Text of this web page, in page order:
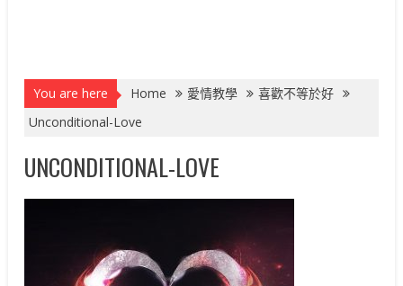
You are here Home 愛情教學
喜歡不等於好
Unconditional-Love
UNCONDITIONAL-LOVE